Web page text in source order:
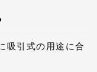
吸引式の用途に合